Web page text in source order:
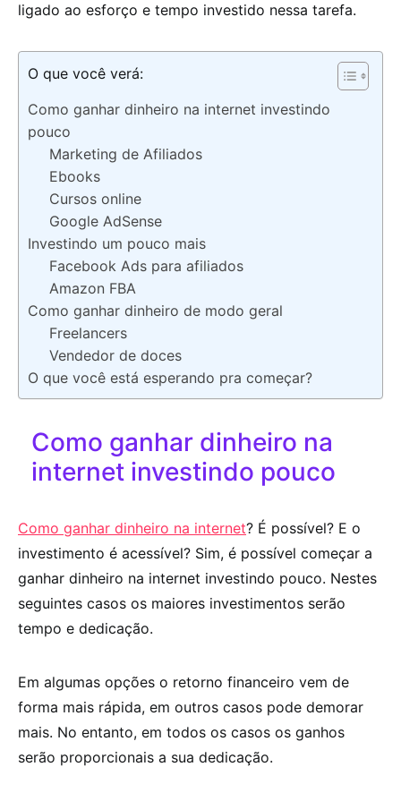
ligado ao esforço e tempo investido nessa tarefa.
O que você verá:
Como ganhar dinheiro na internet investindo
pouco
Marketing de Afiliados
Ebooks
Cursos online
Google AdSense
Investindo um pouco mais
Facebook Ads para afiliados
Amazon FBA
Como ganhar dinheiro de modo geral
Freelancers
Vendedor de doces
O que você está esperando pra começar?
Como ganhar dinheiro na
internet investindo pouco
Como ganhar dinheiro na internet? É possível? E o
investimento é acessível? Sim, é possível começar a
ganhar dinheiro na internet investindo pouco. Nestes
seguintes casos os maiores investimentos serão
tempo e dedicação.
Em algumas opções o retorno financeiro vem de
forma mais rápida, em outros casos pode demorar
mais. No entanto, em todos os casos os ganhos
serão proporcionais a sua dedicação.